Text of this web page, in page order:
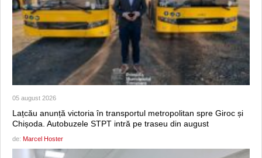
05 august 2026
Lațcău anunță victoria în transportul metropolitan spre Giroc și
Chișoda. Autobuzele STPT intră pe traseu din august
de: Marcel Hoster